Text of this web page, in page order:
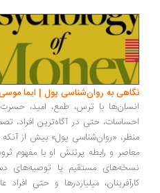
به روان‌شناسی پول | ایما موسی‌زاده
با ترس، طمع، امید، حسرت و
حتی در آگاه‌ترین افراد،
«روان‌شناسی پول» بیش از آنکه درباره
و رابطه پرتنش او با مفهوم ثروت و
مستقیم یا توصیه‌های دستوری،
میلیاردرها و حتی افراد